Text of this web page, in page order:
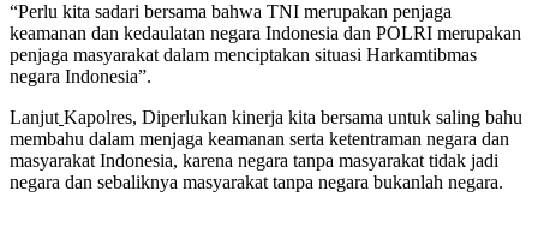
“Perlu kita sadari bersama bahwa TNI merupakan penjaga
keamanan dan kedaulatan negara Indonesia dan POLRI merupakan
penjaga masyarakat dalam menciptakan situasi Harkamtibmas
negara Indonesia”.
Lanjut Kapolres, Diperlukan kinerja kita bersama untuk saling bahu
membahu dalam menjaga keamanan serta ketentraman negara dan
masyarakat Indonesia, karena negara tanpa masyarakat tidak jadi
negara dan sebaliknya masyarakat tanpa negara bukanlah negara.